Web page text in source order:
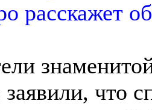
что